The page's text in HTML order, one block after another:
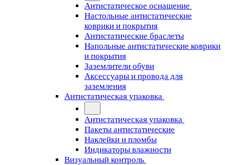
Антистатическое оснащение
Настольные антистатические
коврики и покрытия
Антистатические браслеты
Напольные антистатические коврики
и покрытия
Заземлители обуви
Аксессуары и провода для
заземления
Антистатическая упаковка
Антистатическая упаковка
Пакеты антистатические
Наклейки и пломбы
Индикаторы влажности
Визуальный контроль